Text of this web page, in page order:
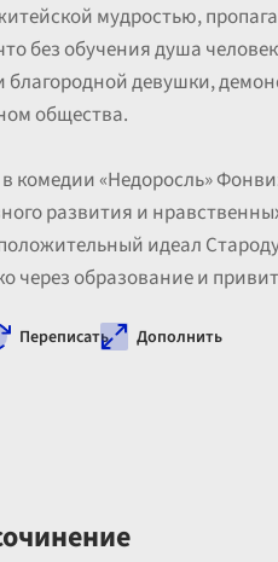
мудростью,
без обучения душа
девушки,
общества.
комедии «Недоросль»
развития и
идеал
через образование и
Переписать Дополнить